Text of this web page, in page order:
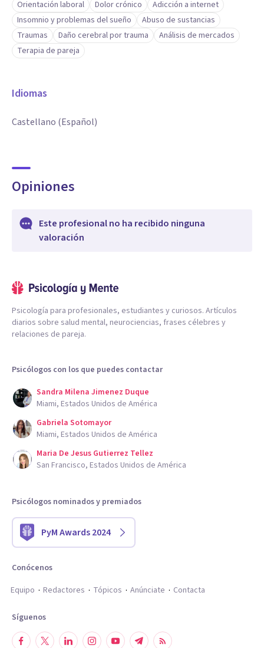
Orientación laboral Dolor crónico
Adicción a internet
Insomnio y problemas del sueño
Abuso de sustancias
Traumas
Daño cerebral por trauma
Análisis de mercados
Terapia de pareja
Idiomas
Castellano (Español)
Opiniones
Este profesional no ha recibido ninguna
valoración
Psicología para profesionales, estudiantes y curiosos. Artículos
diarios sobre salud mental, neurociencias, frases célebres y
relaciones de pareja.
Psicólogos con los que puedes contactar
Sandra Milena Jimenez Duque
Miami, Estados Unidos de América
Gabriela Sotomayor
Miami, Estados Unidos de América
Maria De Jesus Gutierrez Tellez
San Francisco, Estados Unidos de América
Psicólogos nominados y premiados
PyM Awards 2024
Conócenos
Equipo
Redactores Tópicos Anúnciate Contacta
Síguenos